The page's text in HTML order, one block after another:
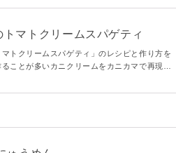
マトクリームスパゲティ
トクリームスパゲティ」のレシピと作り方を
ことが多いカニクリームをカニカマで再現♪
です。